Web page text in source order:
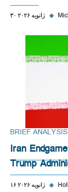
۳۰ ژانویه ۲۰۲۶ ◆
BRIEF ANALYSIS
Iran
Trump
۱۶ ژانویه ۲۰۲۶ ◆